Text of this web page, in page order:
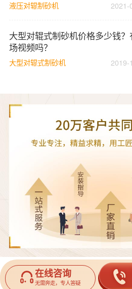
液压对辊制砂机 2021-
大型对辊式制砂机价格多少钱？
场视频吗？
大型对辊式制砂机 2019-
在线咨询
无需奔走，专人答疑